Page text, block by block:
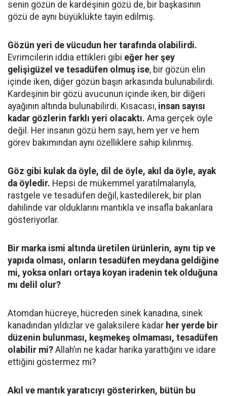
senin gözün de kardeşinin gözü de, bir başkasının
gözü de aynı büyüklükte tayin edilmiş.
Gözün yeri de vücudun her tarafında olabilirdi.
Evrimcilerin iddia ettikleri gibi eğer her şey
gelişigüzel ve tesadüfen olmuş ise, bir gözün elin
içinde iken, diğer gözün başın arkasında bulunabilirdi.
Kardeşinin bir gözü avucunun içinde iken, bir diğeri
ayağının altında bulunabilirdi. Kısacası, insan sayısı
kadar gözlerin farklı yeri olacaktı. Ama gerçek öyle
değil. Her insanın gözü hem sayı, hem yer ve hem
görev bakımından aynı özelliklere sahip kılınmış.
Göz gibi kulak da öyle, dil de öyle, akıl da öyle, ayak
da öyledir. Hepsi de mükemmel yaratılmalarıyla,
rastgele ve tesadüfen değil, kastedilerek, bir plan
dahilinde var olduklarını mantıkla ve insafla bakanlara
gösteriyorlar.
Bir marka ismi altında üretilen ürünlerin, aynı tip ve
yapıda olması, onların tesadüfen meydana geldiğine
mi, yoksa onları ortaya koyan iradenin tek olduğuna
mı delil olur?
Atomdan hücreye, hücreden sinek kanadına, sinek
kanadından yıldızlar ve galaksilere kadar her yerde bir
düzenin bulunması, keşmekeş olmaması, tesadüfen
olabilir mi? Allah’ın ne kadar harika yarattığını ve idare
ettiğini göstermez mi?
Akıl ve mantık yaratıcıyı gösterirken, bütün bu